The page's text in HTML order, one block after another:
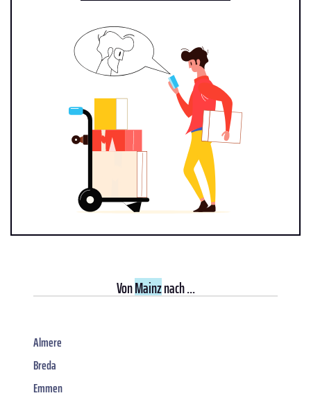
VonMainznach ...
Almere
Breda
Emmen